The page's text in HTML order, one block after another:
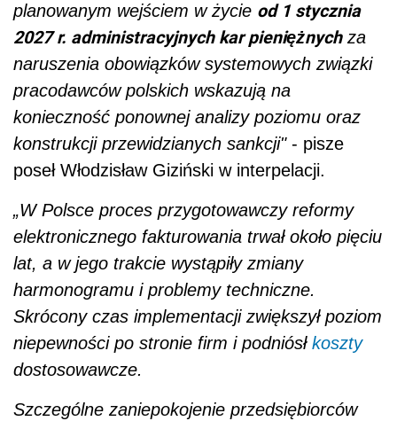
planowanym wejściem w życie od 1 stycznia
2027 r. administracyjnych kar pieniężnychza
naruszenia obowiązków systemowych związki
pracodawców polskich wskazują na
konieczność ponownej analizy poziomu oraz
konstrukcji przewidzianych sankcji"- pisze
poseł Włodzisław Giziński w interpelacji.
„W Polsce proces przygotowawczy reformy
elektronicznego fakturowania trwał około pięciu
lat, a w jego trakcie wystąpiły zmiany
harmonogramu i problemy techniczne.
Skrócony czas implementacji zwiększył poziom
niepewności po stronie firm i podniósł koszty
dostosowawcze.
Szczególne zaniepokojenie przedsiębiorców